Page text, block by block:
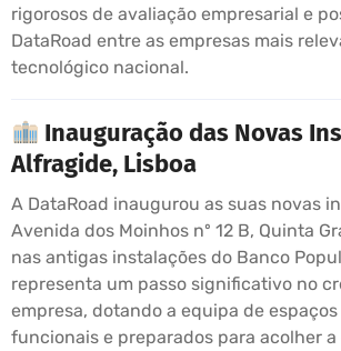
rigorosos de avaliação empresarial e
DataRoad entre as empresas mais
tecnológico nacional.
Inauguração das Novas
Alfragide, Lisboa
A DataRoad inaugurou as suas novas
Avenida dos Moinhos nº 12 B, Quinta
nas antigas instalações do Banco
representa um passo significativo no
empresa, dotando a equipa de
funcionais e preparados para acolher